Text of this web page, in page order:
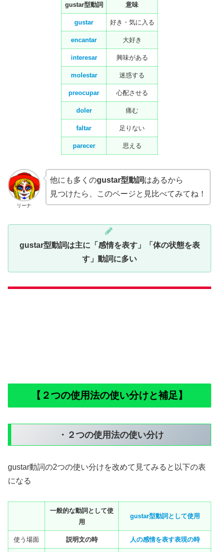
gustar型動詞 意味
gustar 好き・気に入る
encantar 大好き
interesar 興味がある
molestar 迷惑する
preocupar 心配させる
doler 痛む
faltar 足りない
parecer 思える
リーナ
他にも多くのgustar型動詞はあるから
見つけたら、このページと見比べてみてね！
gustar型動詞は主に「感情を表す」「体の状態を表
す」動詞に多い
【２つの使用法の使い分けと補足】
・２つの使用法の使い分け
gustar動詞の2つの使い分けを改めて見てみると以下の表
になる
一般的な動詞として使
用
gustar型動詞として使用
使う場面 説明文の時 人の感情を表す表現の時